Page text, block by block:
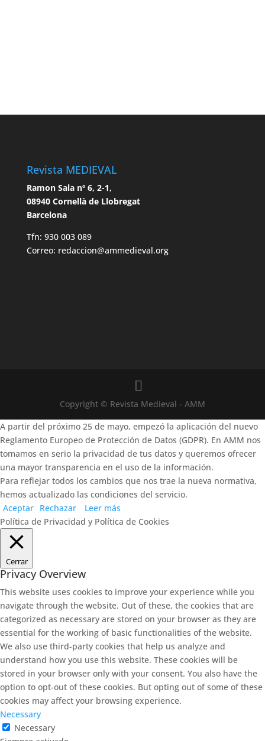
Revista MEDIEVAL
Ramon Sala nº 6, 2-1,
08940 Cornellà de Llobregat
Barcelona
Tfn: 930 003 089
Correo: redaccion@ammedieval.org
Copyright © Revista Medieval - AMM
A partir del próximo 25 de mayo, empezó la aplicación del nuevo
Reglamento Europeo de Protección de Datos (GDPR). En AMM nos
tomamos en serio la privacidad de tus datos y queremos ofrecer
una mayor transparencia en el uso de la información.
Para reflejar todos los cambios que nos trae la nueva normativa,
hemos actualizado las condiciones del servicio.
Aceptar Rechazar
Leer más
Política de Privacidad y Política de Cookies
Cerrar
Privacy Overview
This website uses cookies to improve your experience while you
navigate through the website. Out of these, the cookies that are
categorized as necessary are stored on your browser as they are
essential for the working of basic functionalities of the website.
We also use third-party cookies that help us analyze and
understand how you use this website. These cookies will be
stored in your browser only with your consent. You also have the
option to opt-out of these cookies. But opting out of some of these
cookies may affect your browsing experience.
Necessary
Necessary